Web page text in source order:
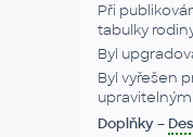
Při
tabulky
Byl
Byl vyřešen
Doplňky –